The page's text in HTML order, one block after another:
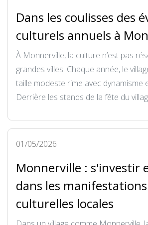
Dans les coulisses des
culturels annuels à
À Monnerville, la culture n’est pas
grandes villes. Chaque année, le
taille modeste rime avec dynamisme
Derrière les stands de la fête du
01/05/2026
Monnerville : s'investir
dans les manifestations
culturelles locales